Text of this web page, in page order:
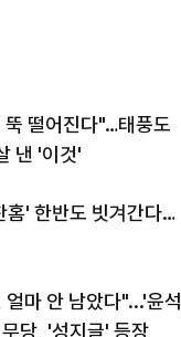
뚝 떨어진다"…태풍도
낸 '이것'
홈' 한반도 빗겨간다…
마 안 남았다"...'윤석
당, '성지글' 등장